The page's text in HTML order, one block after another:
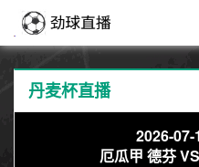
丹麦杯直播
2026-
厄瓜甲 德芬